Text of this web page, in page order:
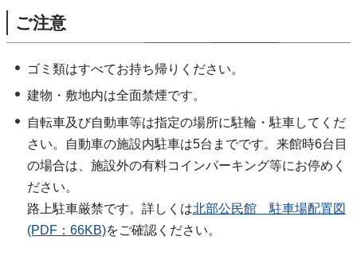
ご注意
ゴミ類はすべてお持ち帰りください。
建物・敷地内は全面禁煙です。
自転車及び自動車等は指定の場所に駐輪・駐車してくだ
さい。自動車の施設内駐車は5台までです。来館時6台目
の場合は、施設外の有料コインパーキング等にお停めく
ださい。
路上駐車厳禁です。詳しくは北部公民館 駐車場配置図
(PDF：66KB)をご確認ください。